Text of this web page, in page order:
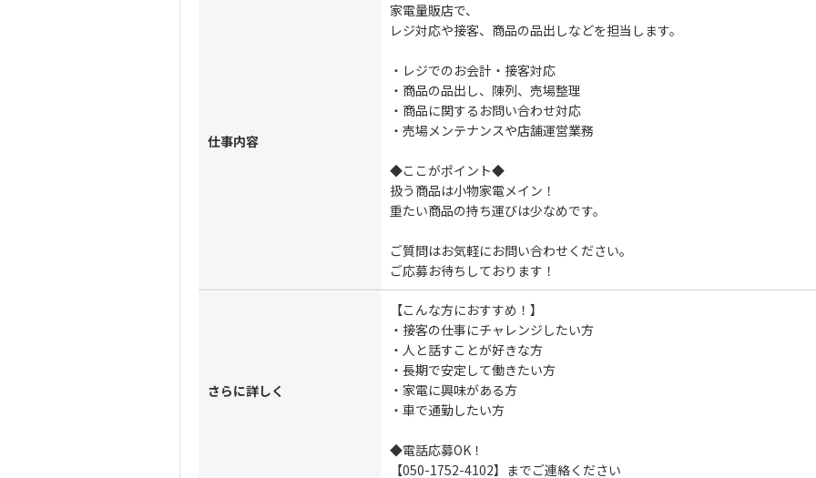
仕事内容
家電量販店で、
レジ対応や接客、商品の品出しなどを担当します。
・レジでのお会計・接客対応
・商品の品出し、陳列、売場整理
・商品に関するお問い合わせ対応
・売場メンテナンスや店舗運営業務
◆ここがポイント◆
扱う商品は小物家電メイン！
重たい商品の持ち運びは少なめです。
ご質問はお気軽にお問い合わせください。
ご応募お待ちしております！
さらに詳しく
【こんな方におすすめ！】
・接客の仕事にチャレンジしたい方
・人と話すことが好きな方
・長期で安定して働きたい方
・家電に興味がある方
・車で通勤したい方
◆電話応募OK！
【050-1752-4102】までご連絡ください